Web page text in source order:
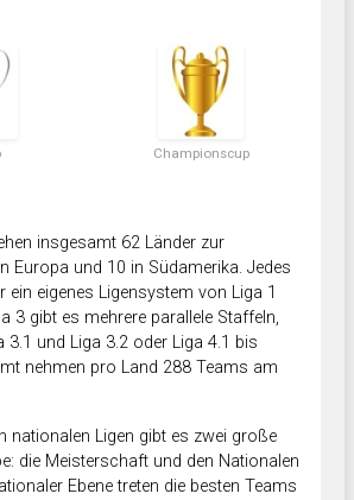
Championscup
insgesamt 62 Länder zur
Europa und 10 in Südamerika. Jedes
ein eigenes Ligensystem von Liga 1
3 gibt es mehrere parallele Staffeln,
3.1 und Liga 3.2 oder Liga 4.1 bis
nehmen pro Land 288 Teams am
nationalen Ligen gibt es zwei große
die Meisterschaft und den Nationalen
Ebene treten die besten Teams